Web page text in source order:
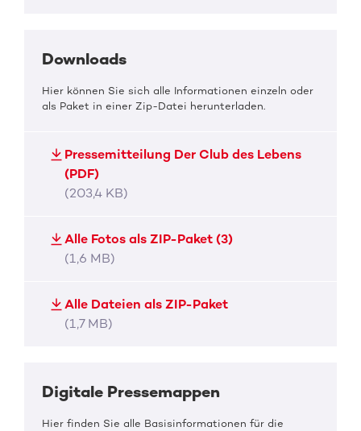
Downloads
Hier können Sie sich alle Informationen einzeln oder
als Paket in einer Zip-Datei herunterladen.
Pressemitteilung Der Club des Lebens
(PDF)
(203,4 KB)
Alle Fotos als ZIP-Paket (3)
(1,6 MB)
Alle Dateien als ZIP-Paket
(1,7 MB)
Digitale Pressemappen
Hier finden Sie alle Basisinformationen für die